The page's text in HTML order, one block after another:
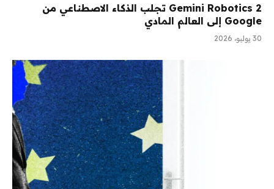
Gemini Robotics 2 تجلب الذكاء الاصطناعي من
Google إلى العالم المادي
30 يوليو، 2026